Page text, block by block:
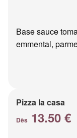
Base sauce
emmental,
Pizza la casa
Dès 13.50 €